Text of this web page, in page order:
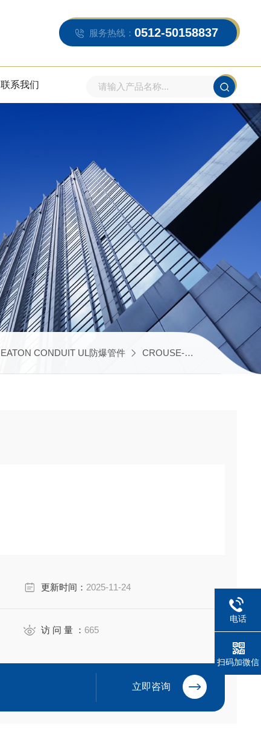
服务热线： 0512-50158837
联系我们
EATON CONDUIT UL防爆管件 CROUSE-HINDS UL防爆电气
更新时间： 2025-11-24
访 问 量 ： 665
立即咨询
电话
扫码加微信